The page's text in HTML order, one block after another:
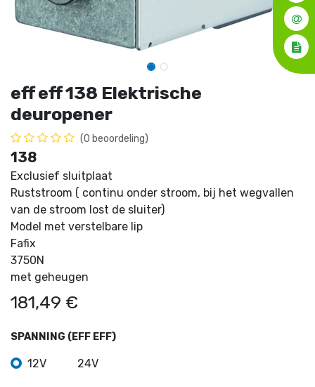
eff eff 138 Elektrische
deuropener
(0 beoordeling)
138
Exclusief sluitplaat
Ruststroom ( continu onder stroom, bij het wegvallen
van de stroom lost de sluiter)
Model met verstelbare lip
Fafix
3750N
met geheugen
181,49 €
SPANNING (EFF EFF)
12V 24V